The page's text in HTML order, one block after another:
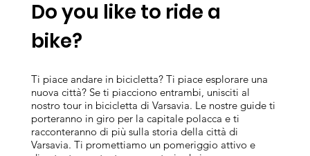
Do you like to ride a
bike?
Ti piace andare in bicicletta? Ti piace esplorare una
nuova città? Se ti piacciono entrambi, unisciti al
nostro tour in bicicletta di Varsavia. Le nostre guide ti
porteranno in giro per la capitale polacca e ti
racconteranno di più sulla storia della città di
Varsavia. Ti promettiamo un pomeriggio attivo e